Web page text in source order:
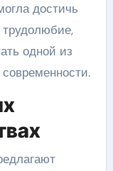
достичь
одной из